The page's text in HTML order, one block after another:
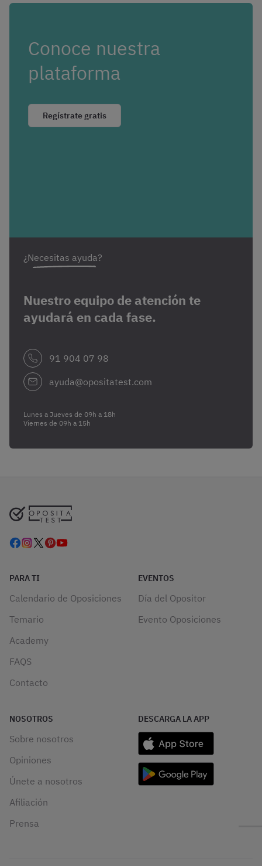
Conoce nuestra
plataforma
Regístrate gratis
¿Necesitas ayuda?
Nuestro equipo de atención te
ayudará en cada fase.
91 904 07 98
ayuda@opositatest.com
Lunes a Jueves de 09h a 18h
Viernes de 09h a 15h